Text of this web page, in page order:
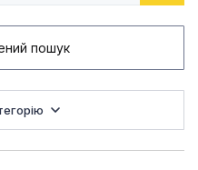
пошук